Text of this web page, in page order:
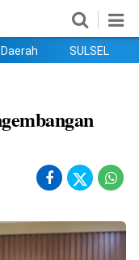
Daerah SULSEL